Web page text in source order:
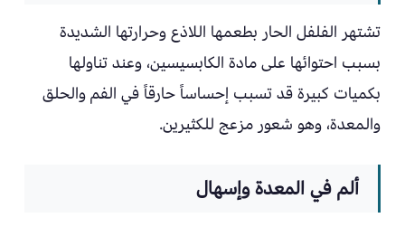
تشتهر الفلفل الحار بطعمها اللاذع وحرارتها الشديدة
بسبب احتوائها على مادة الكابسيسين، وعند تناولها
بكميات كبيرة قد تسبب إحساساً حارقاً في الفم والحلق
والمعدة، وهو شعور مزعج للكثيرين.
ألم في المعدة وإسهال